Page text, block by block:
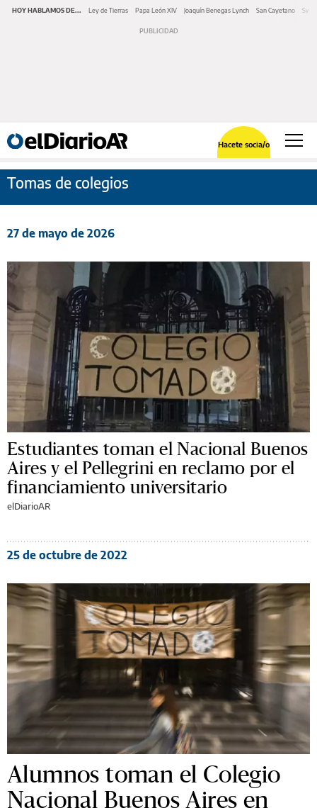
HOY HABLAMOS DE... Ley de Tierras Papa León XIV Joaquín Benegas Lynch San Cayetano
Hacete socia/o
Tomas de colegios
27 de mayo de 2026
Estudiantes toman el Nacional Buenos
Aires y el Pellegrini en reclamo por el
financiamiento universitario
elDiarioAR
25 de octubre de 2022
Alumnos toman el Colegio
Nacional Buenos Aires en